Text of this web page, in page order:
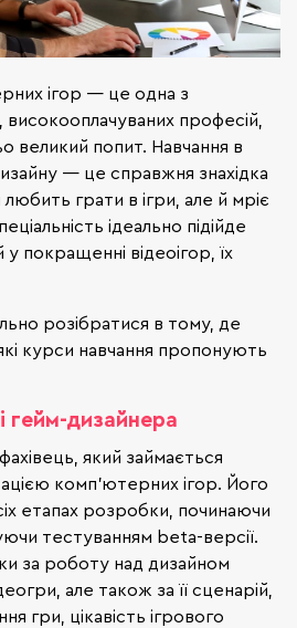
ігор — це одна з
професій,
великий попит. Навчання в
— це справжня знахідка
любить грати в ігри, але й мріє
ідеально підійде
покращенні відеоігор, їх
розібратися в тому, де
курси навчання пропонують
гейм-дизайнера
який займається
комп'ютерних ігор. Його
етапах розробки, починаючи
тестуванням beta-версії.
за роботу над дизайном
але також за її сценарій,
гри, цікавість ігрового